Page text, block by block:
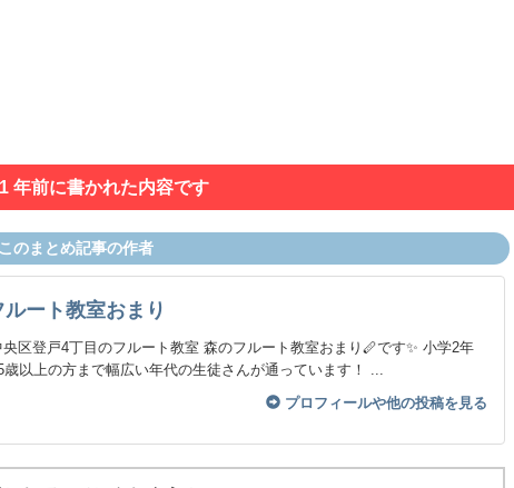
年前に書かれた内容です
のまとめ記事の作者
ート教室おまり
区登戸4丁目のフルート教室 森のフルート教室おまり🪈です✨ 小学2年
歳以上の方まで幅広い年代の生徒さんが通っています！ ...
プロフィールや他の投稿を見る